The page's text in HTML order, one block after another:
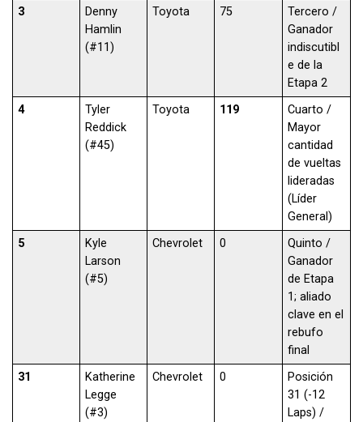
3
Denny
Hamlin
(#11)
Toyota 75
Tercero /
Ganador
indiscutibl
e de la
Etapa 2
4
Tyler
Reddick
(#45)
Toyota 119
Cuarto /
Mayor
cantidad
de vueltas
lideradas
(Líder
General)
5
Kyle
Larson
(#5)
Chevrolet 0
Quinto /
Ganador
de Etapa
1; aliado
clave en el
rebufo
final
31
Katherine
Legge
(#3)
Chevrolet 0
Posición
31 (-12
Laps) /